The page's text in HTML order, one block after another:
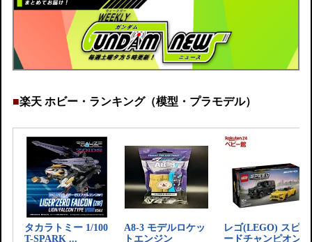
■楽天 ホビー・ランキング（模型・プラモデル）